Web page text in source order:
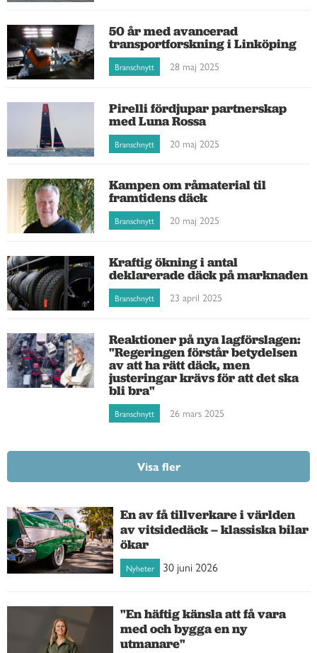
50 år med avancerad
transportforskning i Linköping
Branschnytt 28 maj 2025
Pirelli fördjupar partnerskap
med Luna Rossa
Branschnytt 20 maj 2025
Kampen om råmaterial til
framtidens däck
Branschnytt 20 maj 2025
Kraftig ökning i antal
deklarerade däck på marknaden
Branschnytt 23 april 2025
Reaktioner på nya lagförslagen:
"Regeringen förstår betydelsen
av att ha rätt däck, men
justeringar krävs för att det ska
bli bra"
Branschnytt 26 mars 2025
Visa fler
En av få tillverkare i världen
av vitsidedäck – klassiska bilar
ökar
Nyheter 30 juni 2026
"En häftig känsla att få vara
med och bygga en ny
utmanare"